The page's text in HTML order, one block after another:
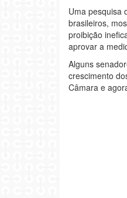
Uma pesquisa
brasileiros,
proibição
aprovar a
Alguns
crescimento
Câmara e